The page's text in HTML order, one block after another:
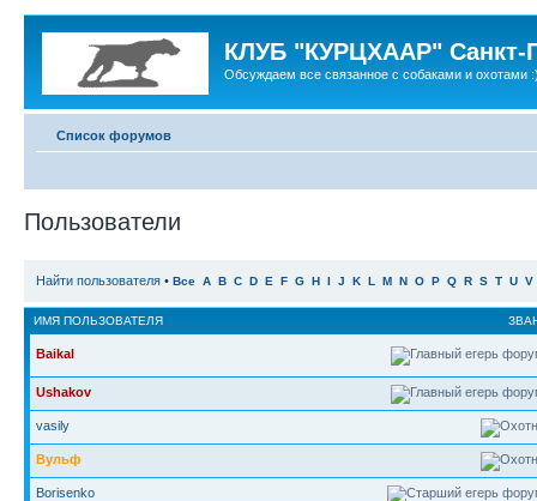
КЛУБ "КУРЦХААР" Санкт-
Обсуждаем все связанное с собаками и охотами
Список форумов
Пользователи
Найти пользователя • Все A B C D E F G H I J K L M N O P Q R S T U V
ИМЯ ПОЛЬЗОВАТЕЛЯ
Baikal
Ushakov
vasily
Вульф
Borisenko